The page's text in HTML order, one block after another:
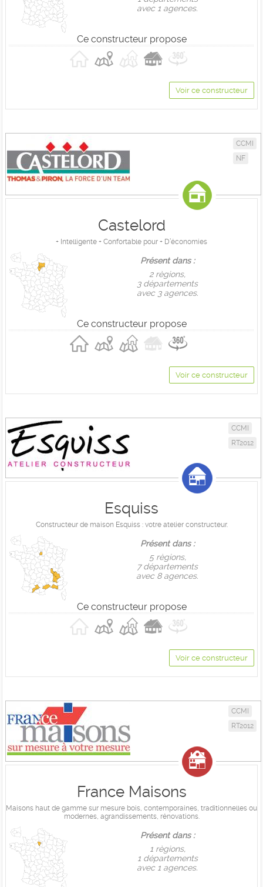
avec 1 agences.
Ce constructeur propose
Voir ce constructeur
CCMI
NF
Castelord
+ Intelligente + Confortable pour + D’économies
Présent dans :
2 règions,
3 départements
avec 3 agences.
Ce constructeur propose
Voir ce constructeur
CCMI
RT2012
Esquiss
Constructeur de maison Esquiss : votre atelier constructeur.
Présent dans :
5 règions,
7 départements
avec 8 agences.
Ce constructeur propose
Voir ce constructeur
CCMI
RT2012
France Maisons
Maisons haut de gamme sur mesure bois, contemporaines, traditionnelles ou
modernes, agrandissements, rénovations.
Présent dans :
1 règions,
1 départements
avec 1 agences.